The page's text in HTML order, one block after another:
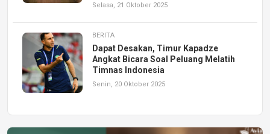
Selasa, 21 Oktober 2025
BERITA
Dapat Desakan, Timur Kapadze
Angkat Bicara Soal Peluang Melatih
Timnas Indonesia
Senin, 20 Oktober 2025